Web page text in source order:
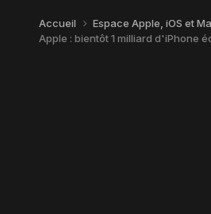
Accueil Espace Apple, iOS et
Apple : bientôt 1 milliard d'iPhone